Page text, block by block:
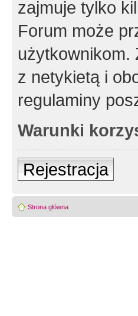
zajmuje tylko
Forum może
użytkownikom.
z netykietą i
regulaminy
Warunki
Rejestracja
Strona główna